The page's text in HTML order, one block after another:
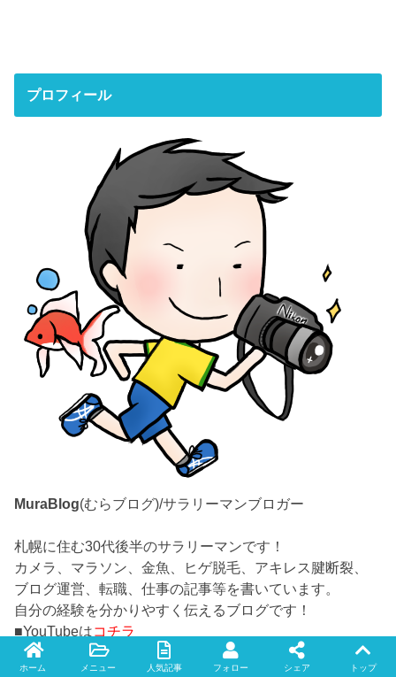
プロフィール
MuraBlog(むらブログ)/サラリーマンブロガー
札幌に住む30代後半のサラリーマンです！
カメラ、マラソン、金魚、ヒゲ脱毛、アキレス腱断裂、
ブログ運営、転職、仕事の記事等を書いています。
自分の経験を分かりやすく伝えるブログです！
■YouTubeはコチラ
■お問い合わせは
コチラよりお願いします。
■さらに詳しいプロフィールは
コチラ から！
ホーム メニュー 人気記事 フォロー シェア トップ
Twitter facebook instagram